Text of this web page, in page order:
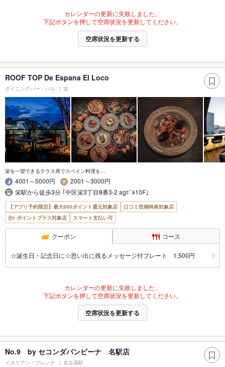
カレンダーの更新に失敗しました。
下記ボタンを押して空席状況を更新してください。
空席状況を更新する
ROOF TOP De Espana El Loco
ダイニングバー・バル 栄
栄を一望できるテラス席でスペイン料理を…
4001～5000円
2001～3000円
栄駅から徒歩3分 ｢中区栄3丁目8番3-2 agﾋﾞﾙ10F｣
【アプリ予約限定】最大800ポイント還元対象店
口コミ投稿特典対象店
ポイントプラス対象店
スマート支払い可
クーポン コース
☆誕生日・記念日に☆思い出に残るメッセージ付プレート 1,500円
カレンダーの更新に失敗しました。
下記ボタンを押して空席状況を更新してください。
空席状況を更新する
No.9 by セコンダバンビーナ 名駅店
イタリアン・フレンチ 名古屋駅